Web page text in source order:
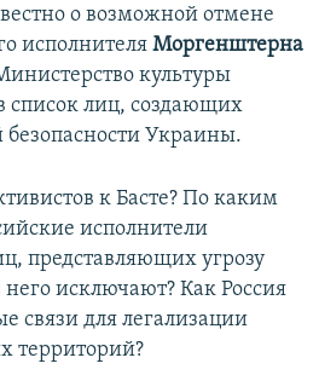
о возможной отмене
исполнителя Моргенштерна
культуры
список лиц, создающих
безопасности Украины.
к Басте? По каким
исполнители
представляющих угрозу
исключают? Как Россия
связи для легализации
территорий?